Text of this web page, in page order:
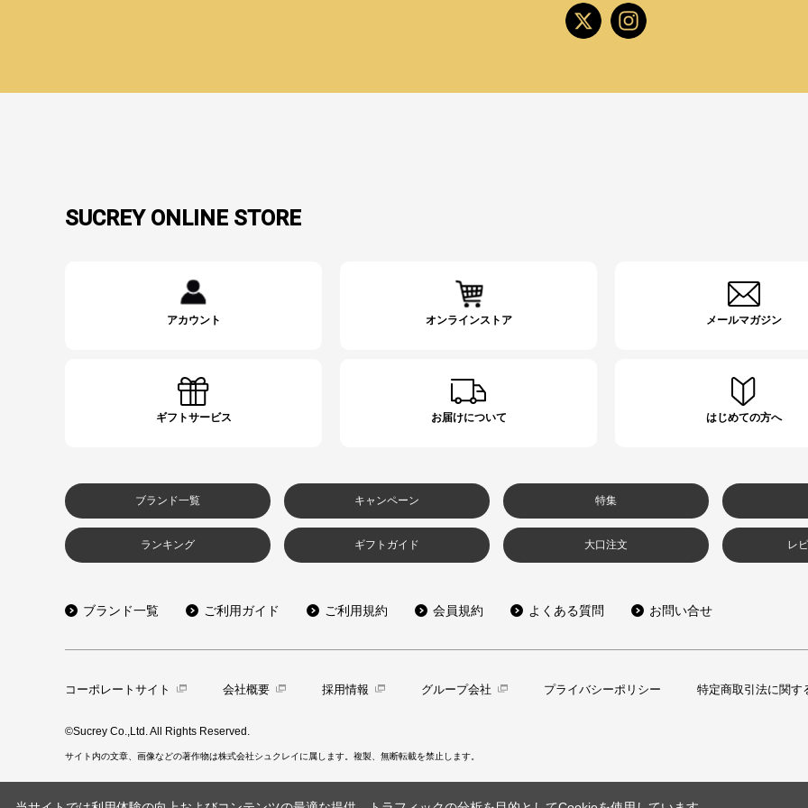
SUCREY ONLINE STORE
アカウント オンラインストア メールマガジン
ギフトサービス お届けについて はじめての方へ
ブランド一覧 キャンペーン 特集
ランキング ギフトガイド 大口注文 レ
ブランド一覧 ご利用ガイド ご利用規約 会員規約 よくある質問 お問い合せ
コーポレートサイト 会社概要 採用情報 グループ会社 プライバシーポリシー 特定商取引法に関す
©Sucrey Co.,Ltd. All Rights Reserved.
サイト内の文章、画像などの著作物は株式会社シュクレイに属します。複製、無断転載を禁止します。